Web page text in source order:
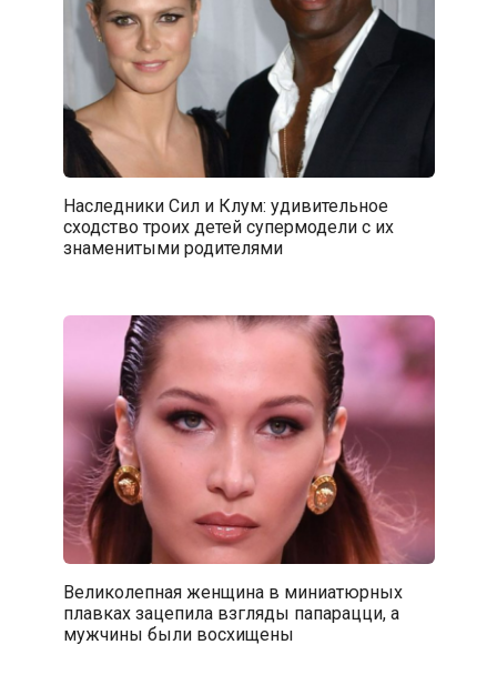
Наследники Сил и Клум: удивительное
сходство троих детей супермодели с их
знаменитыми родителями
Великолепная женщина в миниатюрных
плавках зацепила взгляды папарацци, а
мужчины были восхищены